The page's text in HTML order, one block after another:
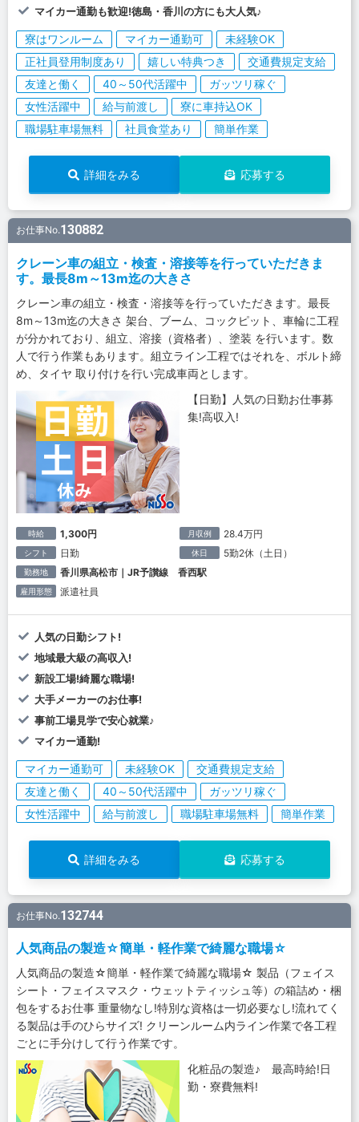
マイカー通勤も歓迎!徳島・香川の方にも大人気♪
寮はワンルーム マイカー通勤可
未経験OK
正社員登用制度あり
嬉しい特典つき
交通費規定支給
友達と働く
40～50代活躍中
ガッツリ稼ぐ
女性活躍中
給与前渡し
寮に車持込OK
職場駐車場無料
社員食堂あり 簡単作業
詳細をみる 応募する
お仕事No.130882
クレーン車の組立・検査・溶接等を行っていただきま
す。最長8m～13m迄の大きさ
クレーン車の組立・検査・溶接等を行っていただきます。最長
8m～13m迄の大きさ 架台、ブーム、コックピット、車輪に工程
が分かれており、組立、溶接（資格者）、塗装 を行います。数
人で行う作業もあります。組立ライン工程ではそれを、ボルト締
め、タイヤ 取り付けを行い完成車両とします。
【日勤】人気の日勤お仕事募
集!高収入!
時給 1,300円 月収例 28.4万円
シフト 日勤 休日 5勤2休（土日）
勤務地 香川県高松市｜JR予讃線 香西駅
雇用形態 派遣社員
人気の日勤シフト!
地域最大級の高収入!
新設工場!綺麗な職場!
大手メーカーのお仕事!
事前工場見学で安心就業♪
マイカー通勤!
マイカー通勤可 未経験OK
交通費規定支給
友達と働く
40～50代活躍中
ガッツリ稼ぐ
女性活躍中
給与前渡し 職場駐車場無料 簡単作業
詳細をみる 応募する
お仕事No.132744
人気商品の製造☆簡単・軽作業で綺麗な職場☆
人気商品の製造☆簡単・軽作業で綺麗な職場☆ 製品（フェイス
シート・フェイスマスク・ウェットティッシュ等）の箱詰め・梱
包をするお仕事 重量物なし!特別な資格は一切必要なし!流れてく
る製品は手のひらサイズ! クリーンルーム内ライン作業で各工程
ごとに手分けして行う作業です。
化粧品の製造♪ 最高時給!日
勤・寮費無料!